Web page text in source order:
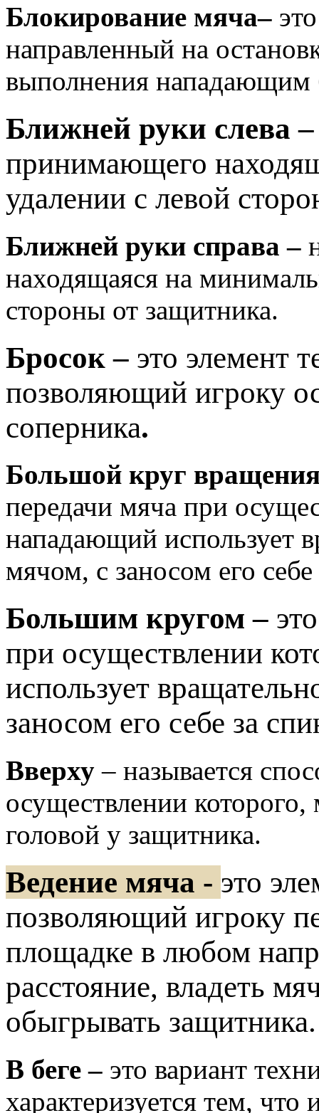
Блокирование мяча–
направленный на
выполнения нападающим
Ближней руки слева
принимающего
удалении с левой
Ближней руки справа –
находящаяся на
стороны от защитника.
Бросок – это элемент
позволяющий игроку
соперника.
Большой круг
передачи мяча при
нападающий использует
мячом, с заносом его себе
Большим кругом –
при осуществлении
использует
заносом его себе за
Вверху – называется
осуществлении
головой у защитника.
Ведение мяча - это
позволяющий игроку
площадке в любом
расстояние, владеть
обыгрывать защитника.
В беге – это вариант
характеризуется тем,